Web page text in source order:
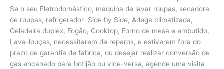
Se o seu Eletrodoméstico, máquina de lavar roupas, secadora
de roupas, refrigerador Side by Side, Adega climatizada,
Geladeira duplex, Fogão, Cooktop, Forno de mesa e embutido,
Lava-louças, necessitarem de reparos, e estiverem fora do
prazo de garantia de fábrica, ou desejar realizar conversão de
gás encanado para botijão ou vice-versa, agende uma visita